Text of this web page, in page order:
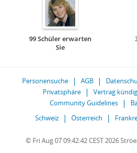
99 Schüler erwarten
Sie
Personensuche AGB
Privatsphäre
Vertrag
Community Guidelines
Schweiz
Österreich
© Fri Aug 07 09:42:42 CEST 2026